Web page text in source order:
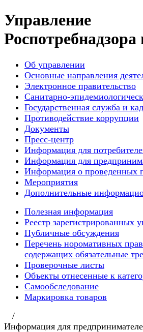
Управление
Роспотребнадзора
Об управлении
Основные направления
Электронное правительство
Санитарно-
Государственная служба и
Противодействие коррупции
Документы
Пресс-центр
Информация для
Информация для
Информация о проведенных
Мероприятия
Дополнительные
Полезная информация
Реестр зарегистрированных
Публичные обсуждения
Перечень норомативных
содержащих обязательные
Проверочные листы
Объекты отнесенные к
Самообследование
Маркировка товаров
/
Информация для